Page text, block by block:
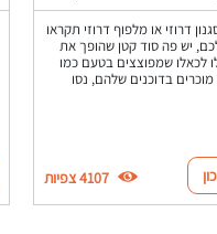
דרוזי או מלפוף דרוזי תקראו
יש פה סוד קטן שהופך את
לכאלו שמפוצצים בטעם כמו
בדוכנים שלהם, נסו
4107 צפיות